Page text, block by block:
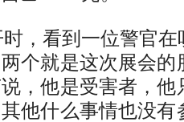
，看到一位警官
个就是这次展会
，他是受害者，
他什么事情也没